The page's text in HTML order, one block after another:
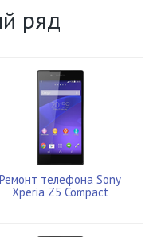
ряд
Ремонт телефона Sony
Xperia Z5 Compact